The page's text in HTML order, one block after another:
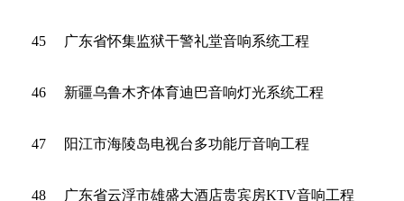
45 广东省怀集监狱干警礼堂音响系统工程
46 新疆乌鲁木齐体育迪巴音响灯光系统工程
47 阳江市海陵岛电视台多功能厅音响工程
48 广东省云浮市雄盛大酒店贵宾房KTV音响工程